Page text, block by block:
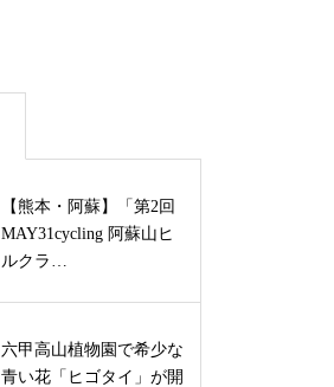
【熊本・阿蘇】「第2回
MAY31cycling 阿蘇山ヒ
ルクラ…
六甲高山植物園で希少な
青い花「ヒゴタイ」が開